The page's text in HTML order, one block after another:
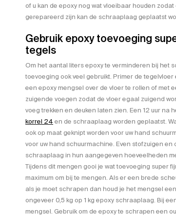
of u kan de epoxy nog wat vloeibaar houden
gerepareerd zijn kan de schraaplaag geplaatst
Gebruik epoxy toevoeging
tegels
Om het aantal liters epoxy te verminderen bij het
toevoeging ook veel gebruikt. Primer de
een epoxy mengsel over de vloer te rollen of met
zuigende voegen zodat de vloer egaal zuigend
voeg trekken en deuken laten zien. Een 12 uur
korrel 24 en de schraaplaag worden geplaatst.
ook op maat geknipt worden voor uw hand
voor uw hand schuurmachine. Even stofzuigen
schraaplaag in hun aangegeven hoeveelheden
Tijdens dit mengen gooi je wat toevoeging super
maximum om bij te mengen. Als er een brede
als je moet schrapen dan houd je het mengsel
ongeveer 0,5 kg op 1 kg epoxy schraaplaag. Bij
mengsel. Gebruik om de epoxy te schrapen een